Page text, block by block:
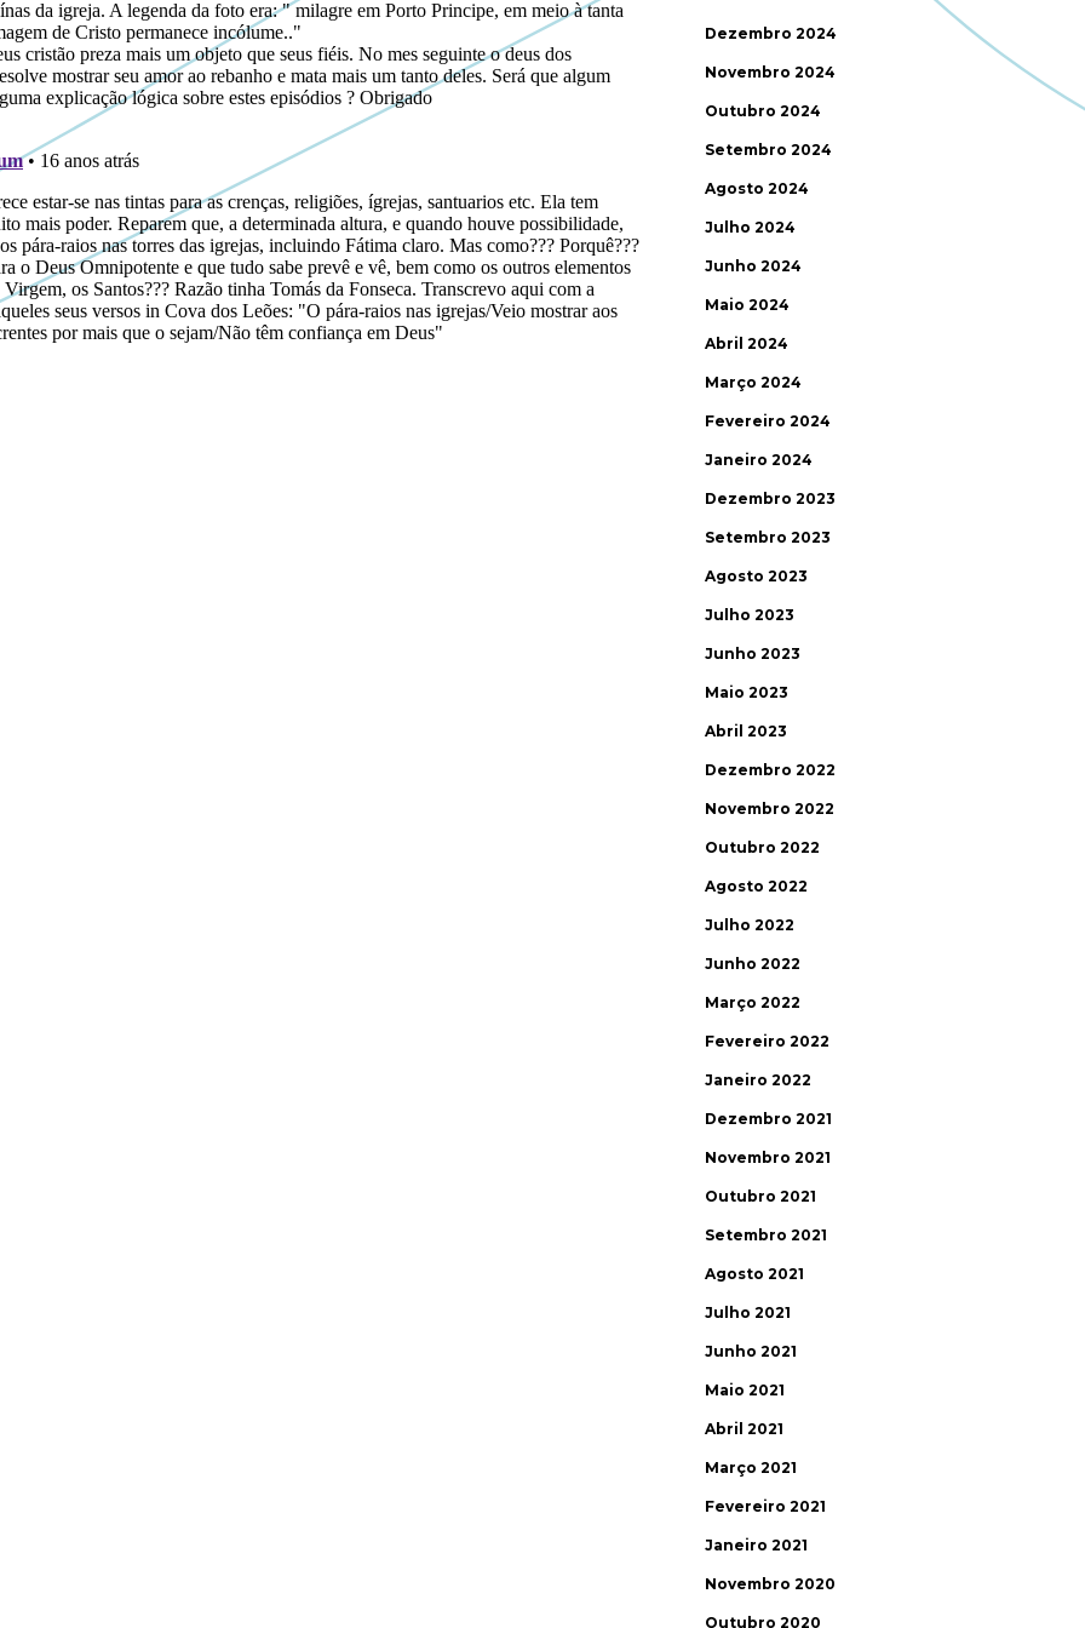
Dezembro 2024
Novembro 2024
Outubro 2024
Setembro 2024
Agosto 2024
Julho 2024
Junho 2024
Maio 2024
Abril 2024
Março 2024
Fevereiro 2024
Janeiro 2024
Dezembro 2023
Setembro 2023
Agosto 2023
Julho 2023
Junho 2023
Maio 2023
Abril 2023
Dezembro 2022
Novembro 2022
Outubro 2022
Agosto 2022
Julho 2022
Junho 2022
Março 2022
Fevereiro 2022
Janeiro 2022
Dezembro 2021
Novembro 2021
Outubro 2021
Setembro 2021
Agosto 2021
Julho 2021
Junho 2021
Maio 2021
Abril 2021
Março 2021
Fevereiro 2021
Janeiro 2021
Novembro 2020
Outubro 2020